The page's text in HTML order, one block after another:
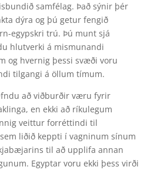
samfélag. Það sýnir þér
dýra og þú getur fengið
egypskri trú. Þú munt sjá
hlutverki á mismunandi
og hvernig þessi svæði voru
tilgangi á öllum tímum.
að viðburðir væru fyrir
en ekki að ríkulegum
veittur forréttindi til
liðið keppti í vagninum sínum
til að upplifa annan
Egyptar voru ekki þess virði